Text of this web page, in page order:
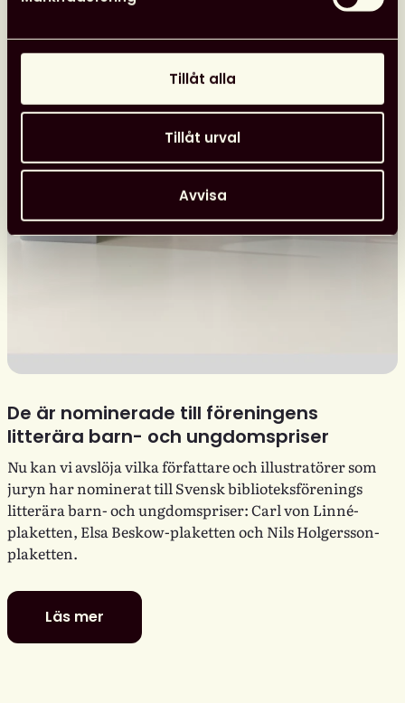
Tillåt alla
Tillåt urval
Avvisa
De är nominerade till föreningens
litterära barn- och ungdomspriser
Nu kan vi avslöja vilka författare och illustratörer som
juryn har nominerat till Svensk biblioteksförenings
litterära barn- och ungdomspriser: Carl von Linné-
plaketten, Elsa Beskow-plaketten och Nils Holgersson-
plaketten.
Läs mer
De
är